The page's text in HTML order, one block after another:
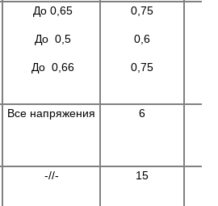
До 0,65
До 0,5
До 0,66
0,75
0,6
0,75
Все напряжения 6
-//- 15